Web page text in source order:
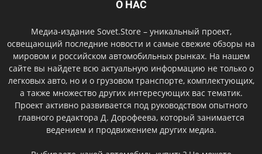
О НАС
Медиа-издание Sovet.Store – уникальный проект,
освещающий последние новости и самые свежие обзоры на
мировом и российском автомобильных рынках. На нашем
сайте вы найдете всю актуальную информацию не только о
легковых авто, но и о грузовом транспорте, комплектующих,
а также множество других интересующих вас тематик.
Проект активно развивается под руководством опытного
главного редактора Д. Дорофеева, который занимается
ведением и продвижением других медиа.